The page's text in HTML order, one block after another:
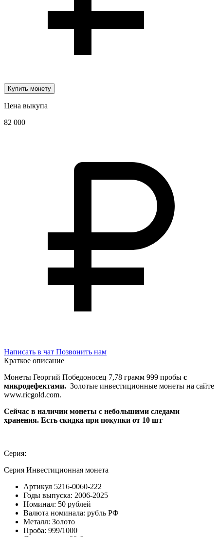
Купить монету
Цена выкупа
82 000
Написать в чат Позвонить нам
Краткое описание
Монеты Георгий Победоносец 7,78 грамм 999 пробы с
микродефектами. Золотые инвестиционные монеты на сайте
www.ricgold.com.
Сейчас в наличии монеты с небольшими следами
хранения. Есть скидка при покупки от 10 шт
Серия:
Серия Инвестиционная монета
Артикул 5216-0060-222
Годы выпуска: 2006-2025
Номинал: 50 рублей
Валюта номинала: рубль РФ
Металл: Золото
Проба: 999/1000